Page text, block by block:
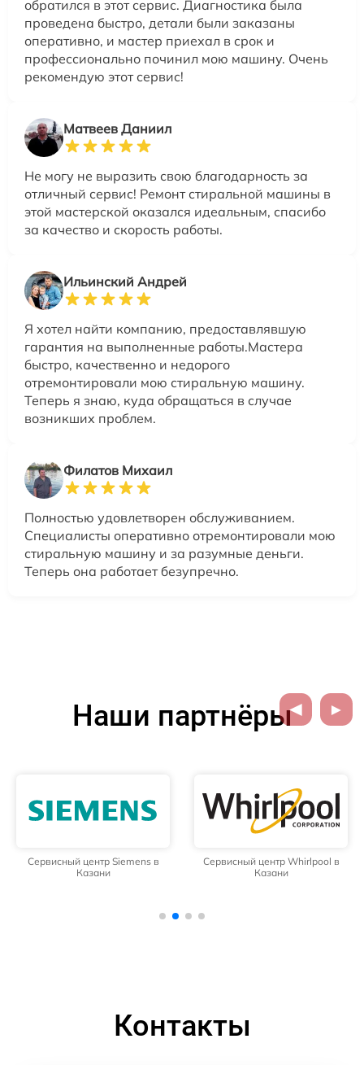
обратился в этот сервис. Диагностика была
проведена быстро, детали были заказаны
оперативно, и мастер приехал в срок и
профессионально починил мою машину. Очень
рекомендую этот сервис!
Матвеев Даниил
Не могу не выразить свою благодарность за
отличный сервис! Ремонт стиральной машины в
этой мастерской оказался идеальным, спасибо
за качество и скорость работы.
Ильинский Андрей
Я хотел найти компанию, предоставлявшую
гарантия на выполненные работы.Мастера
быстро, качественно и недорого
отремонтировали мою стиральную машину.
Теперь я знаю, куда обращаться в случае
возникших проблем.
Филатов Михаил
Полностью удовлетворен обслуживанием.
Специалисты оперативно отремонтировали мою
стиральную машину и за разумные деньги.
Теперь она работает безупречно.
Наши партнёры
Сервисный центр Siemens в
Казани
Сервисный центр Whirlpool в
Казани
Контакты